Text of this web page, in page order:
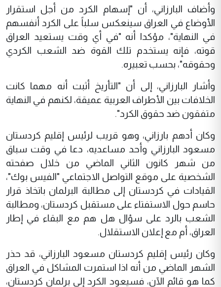
وأضاف البارزاني، أن "إسهام الكرد من أجل استقرار
الأوضاع في العراق سينعكس سلباً على الكرد أنفسهم
في النهاية"، مؤكدا أنه "في أي وقت يستعيد العراق
قوته، فإنه يستخدم تلك القوة ضد الشعب الكردي
وحقوقه"، بحسب تعبيره.
وأشار البارزاني، إلى أن "التأريخ أثبت أنه مهما كانت
الخلافات بين الأطراف العربية عميقة، لكنهم في النهاية
متفقون ضد حقوق الكرد".
وكان أدهم بارزاني، وهو قريب لرئيس إقليم كردستان
مسعود البارزاني وأحد مساعديه، دعا في وقت سباق
من شهر كانون الثاني الماضي من خلال صفحته
الشخصية على موقع التواصل الاجتماعي "الفيس بوك"،
القيادات في كردستان إلى مطالبة البرلمان باتخاذ قرار
حاسم حول الاستفتاء على مستقبل كردستان، ومطالبة
الشعب بالرد على سؤال هل هم مع البقاء في إطار
العراق، أم مع إعلان الاستقلال.
وكان رئيس إقليم كردستان مسعود البارزاني، قد حذر
الشهر الماضي من أنه اذا استمرت المشاكل في العراق
كما هو قائم الآن، فسيعود الكرد إلى برلمان كردستان،